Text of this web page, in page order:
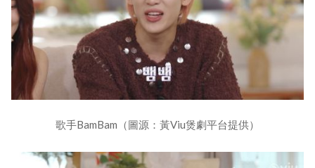
歌手BamBam（圖源：黃Viu煲劇平台提供）